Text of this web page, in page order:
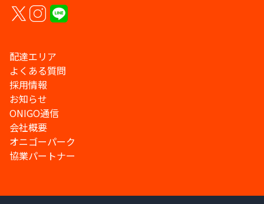
配達エリア
よくある質問
採用情報
お知らせ
ONIGO通信
会社概要
オニゴーパーク
協業パートナー